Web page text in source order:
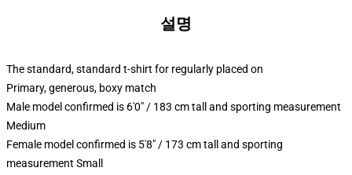
설명
The standard, standard t-shirt for regularly placed on
Primary, generous, boxy match
Male model confirmed is 6'0" / 183 cm tall and sporting measurement
Medium
Female model confirmed is 5'8" / 173 cm tall and sporting
measurement Small